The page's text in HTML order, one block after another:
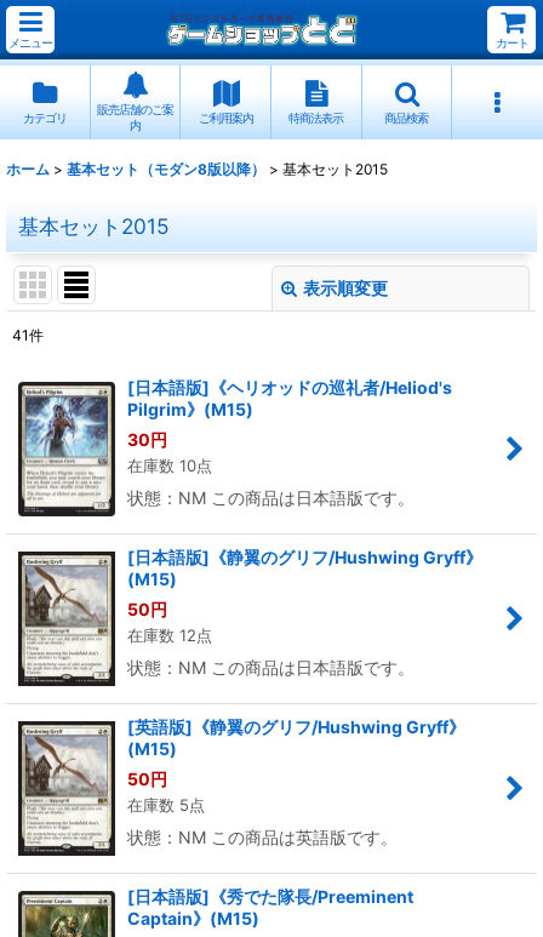
メニュー カート
カテゴリ
販売店舗のご案
内
ご利用案内 特商法表示 商品検索
ホーム > 基本セット（モダン8版以降） > 基本セット2015
基本セット2015
表示順変更
並び順:
絞り込む
41件
[日本語版]《ヘリオッドの巡礼者/Heliod's
Pilgrim》(M15)
30円
在庫数 10点
状態：NM この商品は日本語版です。
[日本語版]《静翼のグリフ/Hushwing Gryff》
(M15)
50円
在庫数 12点
状態：NM この商品は日本語版です。
[英語版]《静翼のグリフ/Hushwing Gryff》
(M15)
50円
在庫数 5点
状態：NM この商品は英語版です。
[日本語版]《秀でた隊長/Preeminent
Captain》(M15)